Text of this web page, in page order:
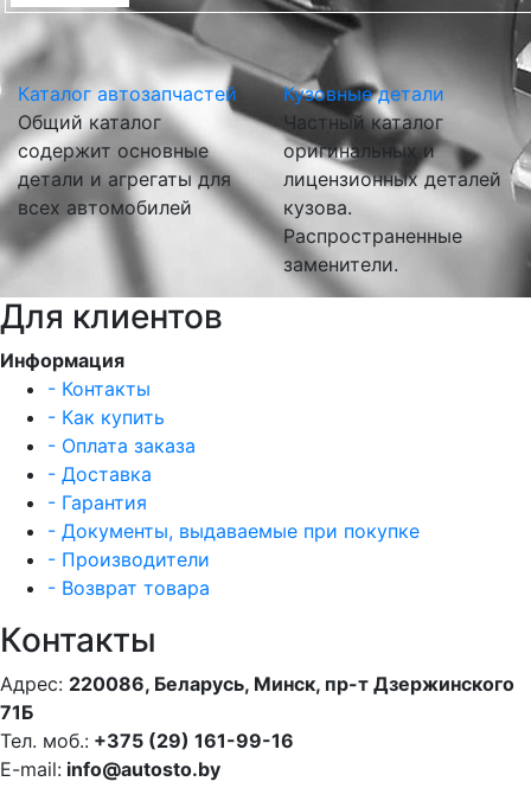
Каталог автозапчастей
Общий каталог
содержит основные
детали и агрегаты для
всех автомобилей
Кузовные детали
Частный каталог
оригинальных и
лицензионных деталей
кузова.
Распространенные
заменители.
Для клиентов
Информация
- Контакты
- Как купить
- Оплата заказа
- Доставка
- Гарантия
- Документы, выдаваемые при покупке
- Производители
- Возврат товара
Контакты
Адрес: 220086, Беларусь, Минск, пр-т Дзержинского
71Б
Тел. моб.: +375 (29) 161-99-16
E-mail: info@autosto.by